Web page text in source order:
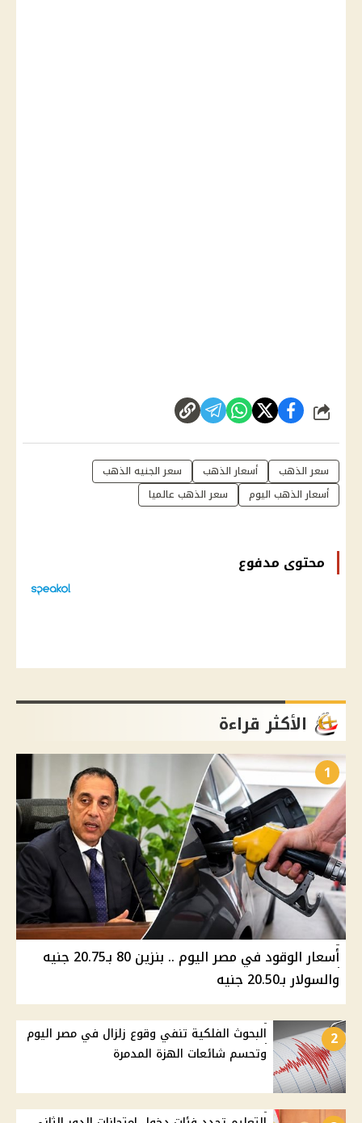
شارك
سعر الذهب أسعار الذهب
سعر الجنيه الذهب
أسعار الذهب اليوم
سعر الذهب عالميا
محتوى مدفوع
الأكثر قراءة
1
أسعار الوقود في مصر اليوم .. بنزين 80 بـ20.75 جنيه
والسولار بـ20.50 جنيه
2
البحوث الفلكية تنفي وقوع زلزال في مصر اليوم
وتحسم شائعات الهزة المدمرة